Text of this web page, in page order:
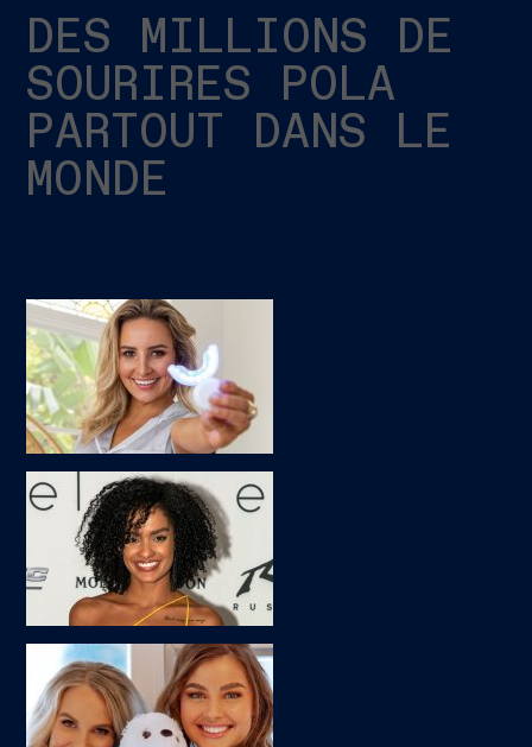
DES MILLIONS DE
SOURIRES POLA
PARTOUT DANS LE
MONDE